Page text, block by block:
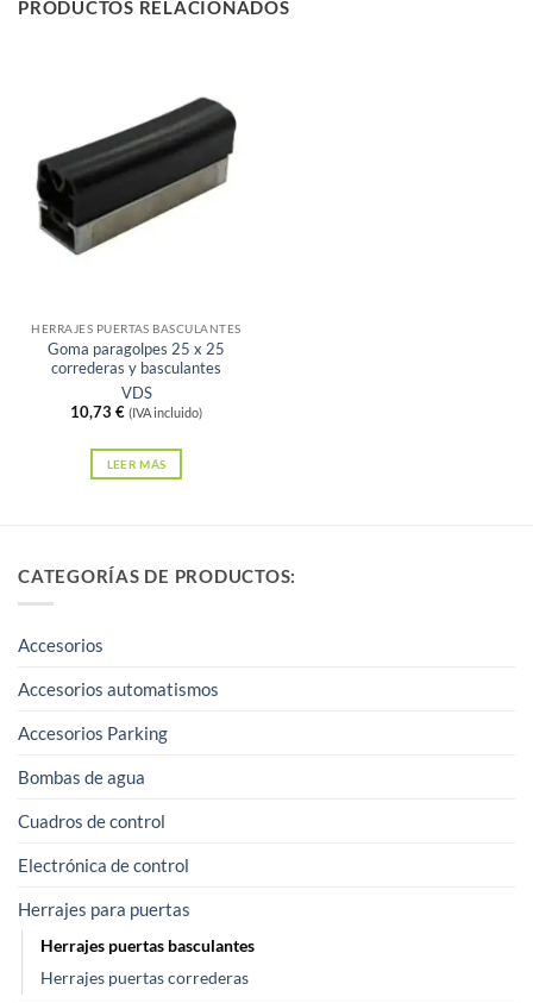
PRODUCTOS RELACIONADOS
HERRAJES PUERTAS BASCULANTES
Goma paragolpes 25 x 25
correderas y basculantes
VDS
10,73 € (IVA incluido)
LEER MÁS
CATEGORÍAS DE PRODUCTOS:
Accesorios
Accesorios automatismos
Accesorios Parking
Bombas de agua
Cuadros de control
Electrónica de control
Herrajes para puertas
Herrajes puertas basculantes
Herrajes puertas correderas